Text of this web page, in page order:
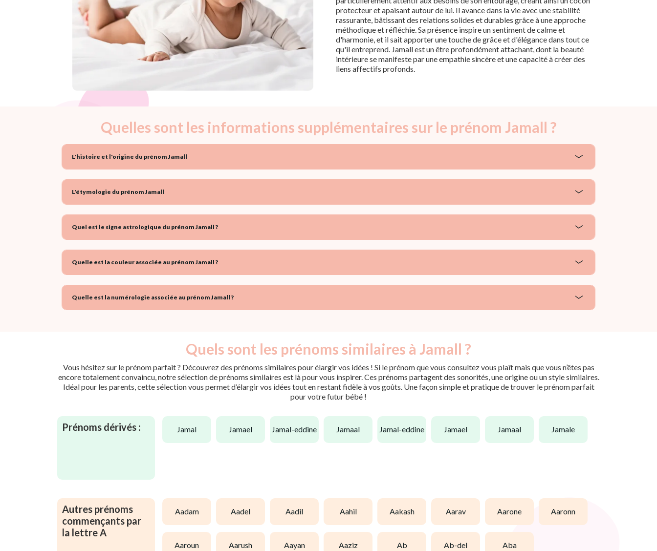
protecteur et apaisant autour de lui. Il avance dans la vie avec une stabilité
rassurante, bâtissant des relations solides et durables grâce à une approche
méthodique et réfléchie. Sa présence inspire un sentiment de calme et
d'harmonie, et il sait apporter une touche de grâce et d'élégance dans tout ce
qu'il entreprend. Jamall est un être profondément attachant, dont la beauté
intérieure se manifeste par une empathie sincère et une capacité à créer des
liens affectifs profonds.
Quelles sont les informations supplémentaires sur le prénom Jamall ?
L'histoire et l'origine du prénom Jamall
L'étymologie du prénom Jamall
Quel est le signe astrologique du prénom Jamall ?
Quelle est la couleur associée au prénom Jamall ?
Quelle est la numérologie associée au prénom Jamall ?
Quels sont les prénoms similaires à Jamall ?
Vous hésitez sur le prénom parfait ? Découvrez des prénoms similaires pour élargir vos idées ! Si le prénom que vous consultez vous plaît mais que vous n’êtes pas
encore totalement convaincu, notre sélection de prénoms similaires est là pour vous inspirer. Ces prénoms partagent des sonorités, une origine ou un style similaires.
Idéal pour les parents, cette sélection vous permet d’élargir vos idées tout en restant fidèle à vos goûts. Une façon simple et pratique de trouver le prénom parfait
pour votre futur bébé !
Prénoms dérivés : jamal jamael jamal-eddine jamaal jamal-eddine jamael jamaal jamale
Autres prénoms
commençants par
la lettre A
aadam aadel aadil aahil aakash aarav aarone aaronn
aaroun aarush aayan aaziz ab ab-del aba